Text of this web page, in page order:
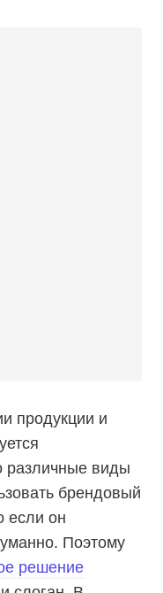
продукции и
различные виды
брендовый
если он
Поэтому
решение